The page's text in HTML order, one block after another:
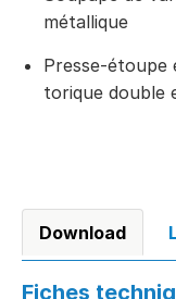
métallique
Presse-étoupe
torique double
Download
Fiches